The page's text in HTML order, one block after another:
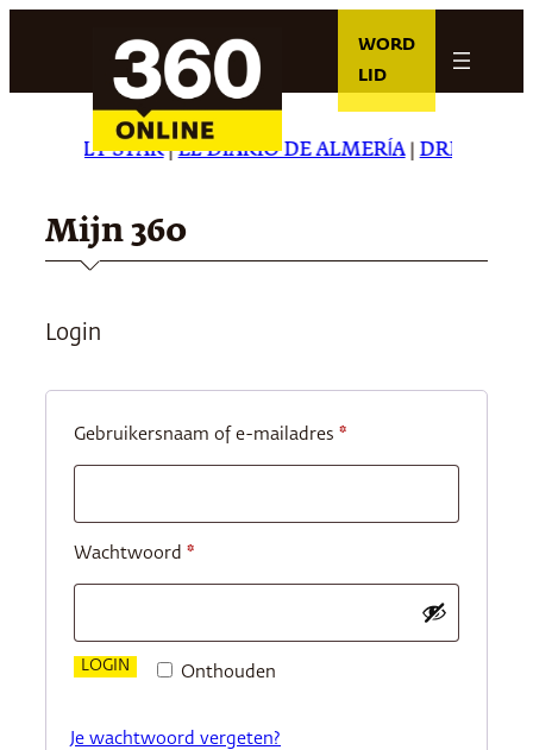
WORD
LID
DAILY STAR|EL DIARIO DE ALMERÍA| DREAMING
Mijn 360
Login
Gebruikersnaam of e-mailadres *Vereist
Wachtwoord *Vereist
Onthouden
LOGIN
Je wachtwoord vergeten?